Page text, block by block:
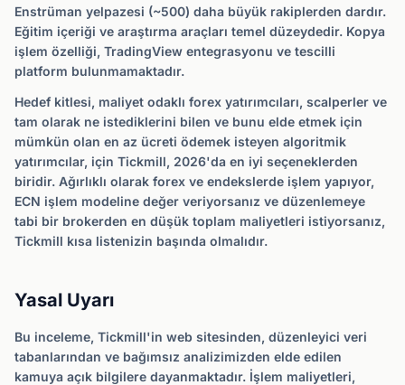
Enstrüman yelpazesi (~500) daha büyük rakiplerden dardır.
Eğitim içeriği ve araştırma araçları temel düzeydedir. Kopya
işlem özelliği, TradingView entegrasyonu ve tescilli
platform bulunmamaktadır.
Hedef kitlesi, maliyet odaklı forex yatırımcıları, scalperler ve
tam olarak ne istediklerini bilen ve bunu elde etmek için
mümkün olan en az ücreti ödemek isteyen algoritmik
yatırımcılar, için Tickmill, 2026'da en iyi seçeneklerden
biridir. Ağırlıklı olarak forex ve endekslerde işlem yapıyor,
ECN işlem modeline değer veriyorsanız ve düzenlemeye
tabi bir brokerden en düşük toplam maliyetleri istiyorsanız,
Tickmill kısa listenizin başında olmalıdır.
Yasal Uyarı
Bu inceleme, Tickmill'in web sitesinden, düzenleyici veri
tabanlarından ve bağımsız analizimizden elde edilen
kamuya açık bilgilere dayanmaktadır. İşlem maliyetleri,